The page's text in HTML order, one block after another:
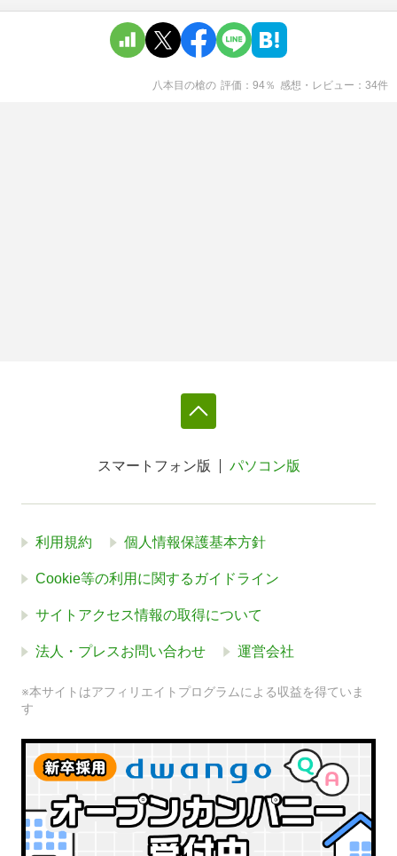
八本目の槍の 評価 94％ 感想・レビュー 34件
スマートフォン版 パソコン版
利用規約 個人情報保護基本方針
Cookie等の利用に関するガイドライン
サイトアクセス情報の取得について
法人・プレスお問い合わせ 運営会社
※本サイトはアフィリエイトプログラムによる収益を得ていま
す